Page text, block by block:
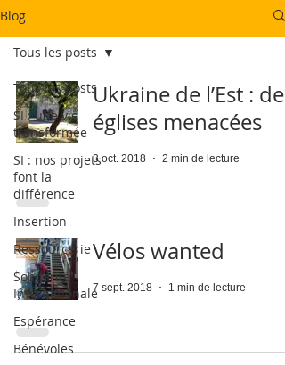
Blog
Tous les posts
SI : une vie
transformée
SI : nos projets
font la
différence
Insertion
Ressourcerie
Solidarité
Internationale
Espérance
Bénévoles
Tous les posts
Ukraine de l’Est : des
églises menacées
3 oct. 2018 2 min de lecture
Vélos wanted
7 sept. 2018 1 min de lecture